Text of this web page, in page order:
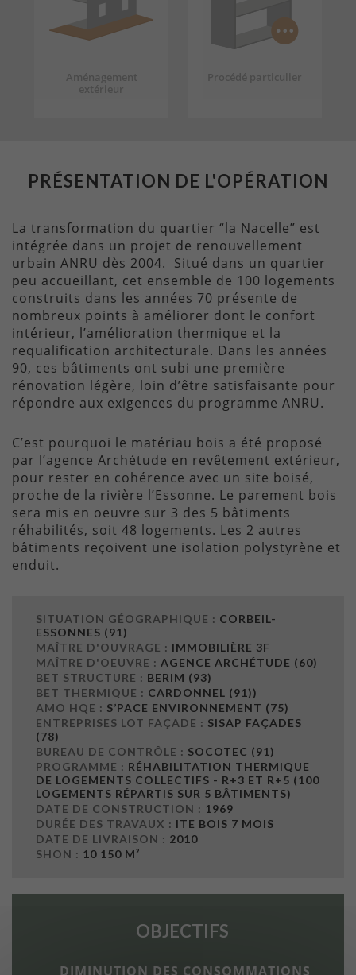
Aménagement
extérieur
Procédé particulier
PRÉSENTATION DE L'OPÉRATION
La transformation du quartier “la Nacelle” est
intégrée dans un projet de renouvellement
urbain ANRU dès 2004. Situé dans un quartier
peu accueillant, cet ensemble de 100 logements
construits dans les années 70 présente de
nombreux points à améliorer dont le confort
intérieur, l’amélioration thermique et la
requalification architecturale. Dans les années
90, ces bâtiments ont subi une première
rénovation légère, loin d’être satisfaisante pour
répondre aux exigences du programme ANRU.
C’est pourquoi le matériau bois a été proposé
par l’agence Archétude en revêtement extérieur,
pour rester en cohérence avec un site boisé,
proche de la rivière l’Essonne. Le parement bois
sera mis en oeuvre sur 3 des 5 bâtiments
réhabilités, soit 48 logements. Les 2 autres
bâtiments reçoivent une isolation polystyrène et
enduit.
SITUATION GÉOGRAPHIQUE : CORBEIL-
ESSONNES (91)
MAÎTRE D'OUVRAGE : IMMOBILIÈRE 3F
MAÎTRE D'OEUVRE : AGENCE ARCHÉTUDE (60)
BET STRUCTURE : BERIM (93)
BET THERMIQUE : CARDONNEL (91))
AMO HQE : S’PACE ENVIRONNEMENT (75)
ENTREPRISES LOT FAÇADE : SISAP FAÇADES
(78)
BUREAU DE CONTRÔLE : SOCOTEC (91)
PROGRAMME : RÉHABILITATION THERMIQUE
DE LOGEMENTS COLLECTIFS - R+3 ET R+5 (100
LOGEMENTS RÉPARTIS SUR 5 BÂTIMENTS)
DATE DE CONSTRUCTION : 1969
DURÉE DES TRAVAUX : ITE BOIS 7 MOIS
DATE DE LIVRAISON : 2010
SHON : 10 150 M²
OBJECTIFS
DIMINUTION DES CONSOMMATIONS